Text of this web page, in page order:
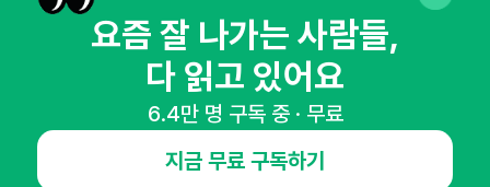
오픈애즈란
요즘 잘 나가는 사람들,
다 읽고 있어요
6.4만 명 구독 중 · 무료
지금 무료 구독하기